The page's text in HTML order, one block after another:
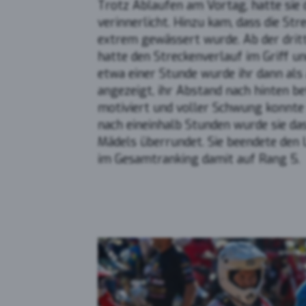
Trotz Ablaufen am Vortag, hatte sie
verinnerlicht. Hinzu kam, dass die
extrem gewässert wurde. Ab der
hatte den Streckenverlauf im Griff
etwa einer Stunde wurde ihr dann
angezeigt, ihr Abstand nach hinten
motiviert und voller Schwung konnte
nach eineinhalb Stunden wurde sie
Mädels überrundet. Sie beendete
im Gesamtranking damit auf Rang 5.